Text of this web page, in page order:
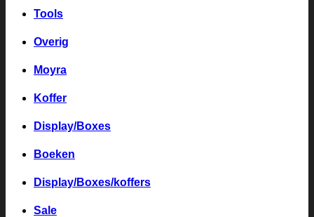
Tools
Overig
Moyra
Koffer
Display/Boxes
Boeken
Display/Boxes/koffers
Sale